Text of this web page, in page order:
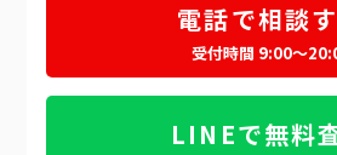
電話で相談
受付時間 9:00～
LINEで無料